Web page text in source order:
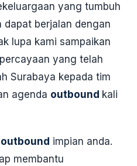
yang tumbuh
dapat berjalan dengan
lupa kami sampaikan
yang telah
Surabaya kepada tim
agenda outbound kali
outbound impian anda.
membantu